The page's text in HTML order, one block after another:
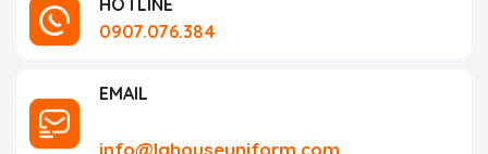
HOTLINE
0907.076.384
EMAIL
info@lahouseuniform.com